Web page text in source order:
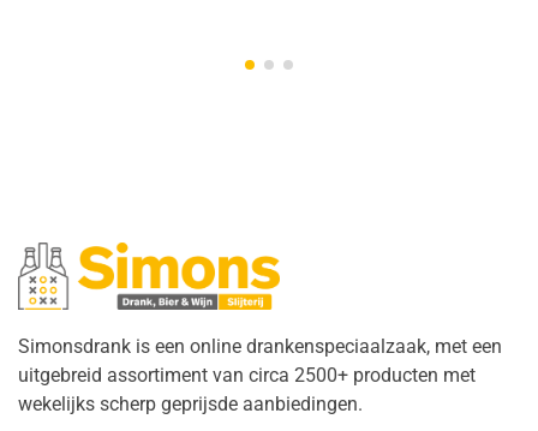
Simonsdrank is een online drankenspeciaalzaak, met een
uitgebreid assortiment van circa 2500+ producten met
wekelijks scherp geprijsde aanbiedingen.